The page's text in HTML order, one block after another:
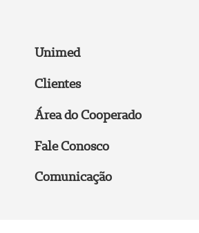
Unimed
Clientes
Área do Cooperado
Fale Conosco
Comunicação